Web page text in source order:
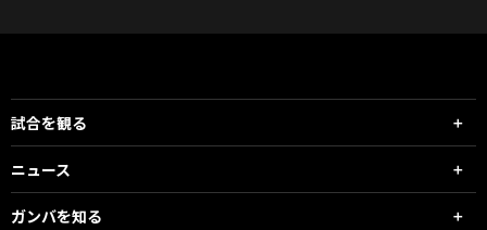
試合を観る
ニュース
ガンバを知る